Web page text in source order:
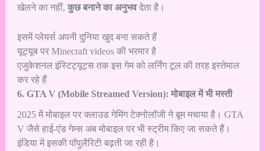
खेलने का नहीं, कुछ बनाने का अनुभवदेता है।
इसमें प्लेयर्स अपनी दुनिया खुद बना सकते हैं
यूट्यूब पर Minecraft videos की भरमार है
एजुकेशनल इंस्टिट्यूट्स तक इस गेम को लर्निंग टूल की तरह इस्तेमाल
कर रहे हैं
6. GTA V (Mobile Streamed Version): मोबाइल में भी मस्ती
2025 में मोबाइल पर क्लाउड गेमिंग टेक्नोलॉजी ने बूम मचाया है। GTA
V जैसे हाई-एंड गेम्स अब मोबाइल पर भी स्ट्रीम किए जा सकते हैं।
इंडिया में इसकी पॉपुलैरिटी बढ़ती जा रही है।